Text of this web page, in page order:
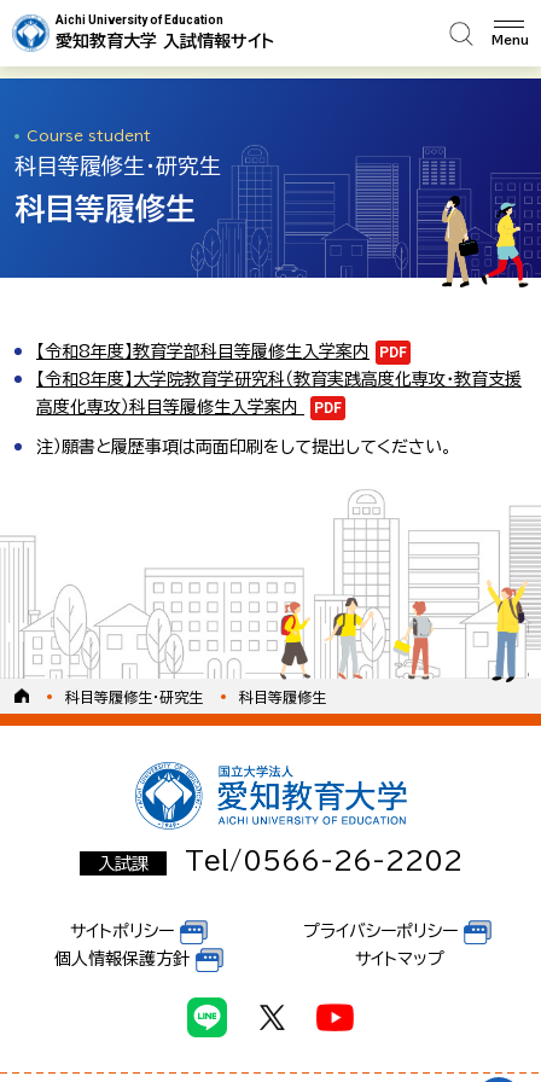
Aichi University of Education
愛知教育大学 入試情報サイト Menu
Course student
科目等履修生・研究生
科目等履修生
【令和8年度】教育学部科目等履修生入学案内
PDF
【令和8年度】大学院教育学研究科（教育実践高度化専攻・教育支援
高度化専攻）科目等履修生入学案内
PDF
注）願書と履歴事項は両面印刷をして提出してください。
科目等履修生・研究生 科目等履修生
入試課 Tel/0566-26-2202
サイトポリシー
プライバシーポリシー
個人情報保護方針
サイトマップ